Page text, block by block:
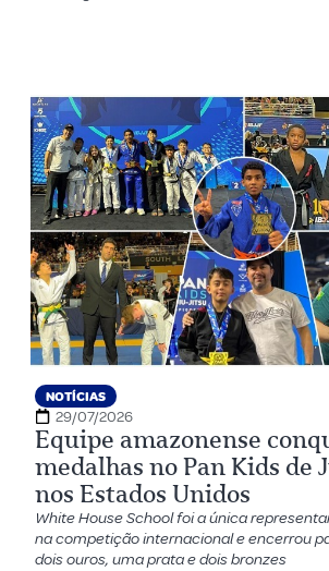
NOTÍCIAS
29/07/2026
Equipe amazonense
medalhas no Pan Kids de
nos Estados Unidos
White House School foi a única
na competição internacional e encerrou
dois ouros, uma prata e dois bronzes